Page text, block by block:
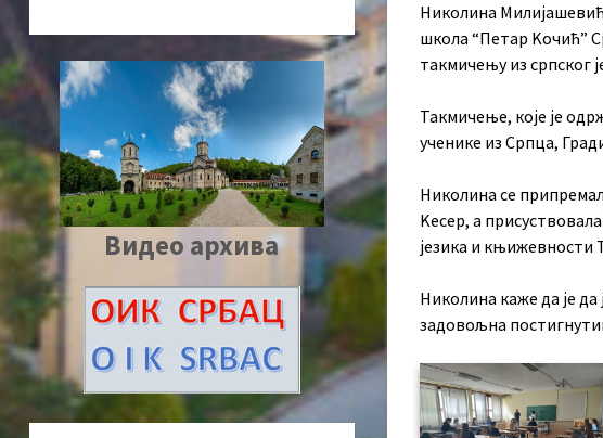
Николина
школа “Петар Kочић”
такмичењу из српског
Такмичење, које је
ученике из Српца,
Николина се
Kесер, а
језика и књижевности
Николина каже да је да
задовољна
Видео архива